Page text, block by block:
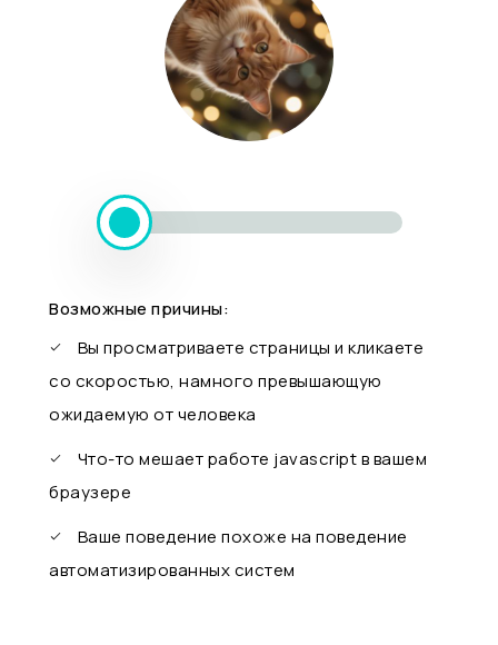
Возможные причины:
Вы просматриваете страницы и кликаете
со скоростью, намного превышающую
ожидаемую от человека
Что-то мешает работе javascript в вашем
браузере
Ваше поведение похоже на поведение
автоматизированных систем